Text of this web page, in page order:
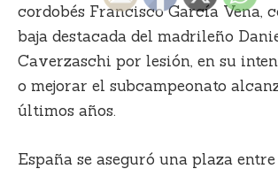
cordobés Francisco García Vena,
baja destacada del madrileño
Caverzaschi por lesión, en su
o mejorar el subcampeonato
últimos años.
España se aseguró una plaza